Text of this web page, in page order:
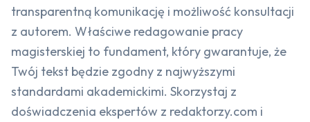
transparentną komunikację i możliwość konsultacji
z autorem. Właściwe redagowanie pracy
magisterskiej to fundament, który gwarantuje, że
Twój tekst będzie zgodny z najwyższymi
standardami akademickimi. Skorzystaj z
doświadczenia ekspertów z redaktorzy.com i